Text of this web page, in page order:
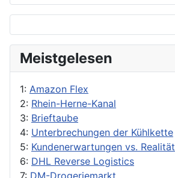
Meistgelesen
1: Amazon Flex
2: Rhein-Herne-Kanal
3: Brieftaube
4: Unterbrechungen der Kühlkette
5: Kundenerwartungen vs. Realität
6: DHL Reverse Logistics